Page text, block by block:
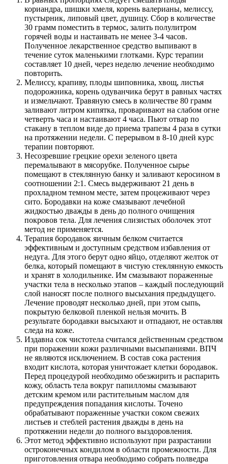
кориандра, шишки хмеля, корень валерианы, мелиссу,
пустырник, липовый цвет, душицу. Сбор в количестве
30 грамм поместить в термос, залить полулитром
горячей воды и настаивать не менее 3-4 часов.
Полученное лекарственное средство выпивают в
течение суток маленькими глотками. Курс терапии
составляет 10 дней, через неделю лечение необходимо
повторить.
Мелиссу, крапиву, плоды шиповника, хвощ, листья
подорожника, корень одуванчика берут в равных частях
и измельчают. Травяную смесь в количестве 80 грамм
заливают литром кипятка, проваривают на слабом огне
четверть часа и настаивают 4 часа. Пьют отвар по
стакану в теплом виде до приема трапезы 4 раза в сутки
на протяжении недели. С перерывом в 8-10 дней курс
терапии повторяют.
Несозревшие грецкие орехи зеленого цвета
перемалывают в мясорубке. Полученное сырье
помещают в стеклянную банку и заливают керосином в
соотношении 2:1. Смесь выдерживают 21 день в
прохладном темном месте, затем процеживают через
сито. Бородавки на коже смазывают лечебной
жидкостью дважды в день до полного очищения
покровов тела. Для лечения слизистых оболочек этот
метод не применяется.
Терапия бородавок яичным белком считается
эффективным и доступным средством избавления от
недуга. Для этого берут одно яйцо, отделяют желток от
белка, который помещают в чистую стеклянную емкость
и хранят в холодильнике. Им смазывают пораженные
участки тела в несколько этапов – каждый последующий
слой наносят после полного высыхания предыдущего.
Лечение проводят несколько дней, при этом сыпь,
покрытую белковой пленкой нельзя мочить. В
результате бородавки высыхают и отпадают, не оставляя
следа на коже.
Издавна сок чистотела считался действенным средством
при поражении кожи различными высыпаниями. ВПЧ
не являются исключением. В состав сока растения
входит кислота, которая уничтожает клетки бородавок.
Перед процедурой необходимо обезжирить и распарить
кожу, область тела вокруг папилломы смазывают
детским кремом или растительным маслом для
предупреждения попадания кислоты. Точено
обрабатывают пораженные участки соком свежих
листьев и стеблей растения дважды в день на
протяжении недели до полного выздоровления.
Этот метод эффективно используют при разрастании
остроконечных кондилом в области промежности. Для
приготовления отвара необходимо собрать полведра